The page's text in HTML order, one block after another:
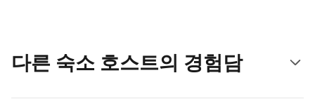
다른 숙소 호스트의 경험담